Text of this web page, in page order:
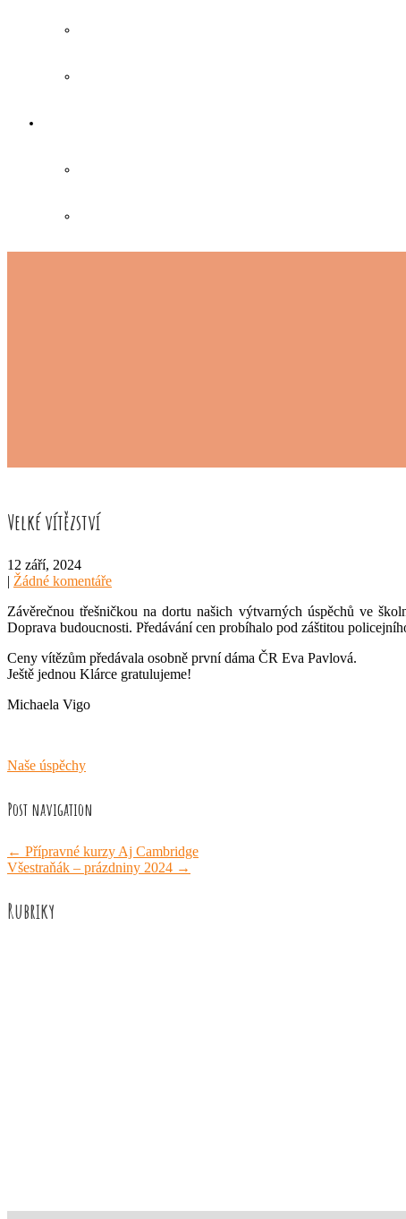
Velké vítězství
12 září, 2024
| Žádné komentáře
Závěrečnou třešničkou na dortu našich výtvarných úspěchů ve
Doprava budoucnosti. Předávání cen probíhalo pod záštitou
Ceny vítězům předávala osobně první dáma ČR Eva Pavlová.
Ještě jednou Klárce gratulujeme!
Michaela Vigo
Naše úspěchy
Post navigation
← Přípravné kurzy Aj Cambridge
Všestraňák – prázdniny 2024 →
Rubriky